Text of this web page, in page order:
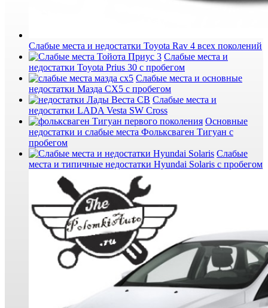
Слабые места и недостатки Toyota Rav 4 всех поколений
Слабые места и
недостатки Toyota Prius 30 с пробегом
Слабые места и основные
недостатки Мазда СХ5 с пробегом
Слабые места и
недостатки LADA Vesta SW Cross
Основные
недостатки и слабые места Фольксваген Тигуан с
пробегом
Слабые
места и типичные недостатки Hyundai Solaris с пробегом